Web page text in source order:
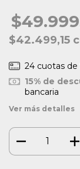
$42.499,15
24 cuotas de
15% de
bancaria
Ver más detalles